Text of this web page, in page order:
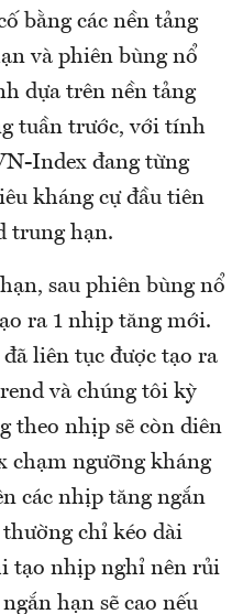
bằng các nền tảng
và phiên bùng nổ
dựa trên nền tảng
tuần trước, với tính
Index đang từng
kháng cự đầu tiên
trung hạn.
sau phiên bùng nổ
ra 1 nhịp tăng mới.
liên tục được tạo ra
và chúng tôi kỳ
theo nhịp sẽ còn diên
chạm ngưỡng kháng
các nhịp tăng ngắn
chỉ kéo dài
tạo nhịp nghỉ nên rủi
hạn sẽ cao nếu